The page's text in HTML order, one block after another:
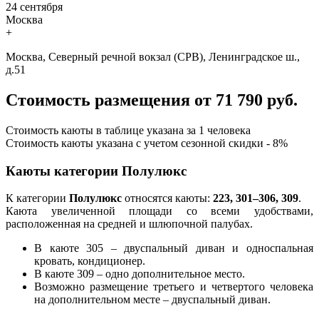
24 сентября
Москва
+
Москва, Северный речной вокзал (СРВ), Ленинградское ш.,
д.51
Стоимость размещения от 71 790 руб.
Стоимость каюты в таблице указана за 1 человека
Стоимость каюты указана с учетом сезонной скидки - 8%
Каюты категории Полулюкс
К категории Полулюкс относятся каюты: 223, 301–306, 309.
Каюта увеличенной площади со всеми удобствами,
расположенная на средней и шлюпочной палубах.
В каюте 305 – двуспальный диван и односпальная
кровать, кондиционер.
В каюте 309 – одно дополнительное место.
Возможно размещение третьего и четвертого человека
на дополнительном месте – двуспальный диван.